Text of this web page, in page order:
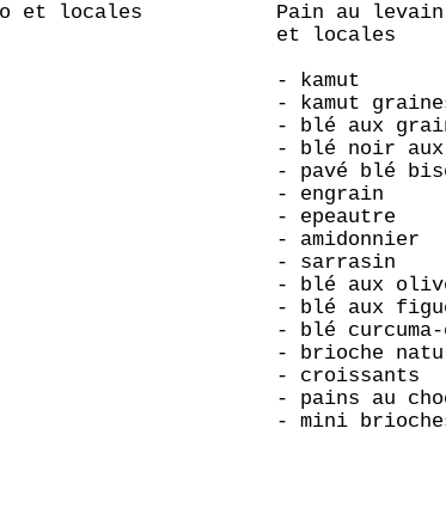
et locales
Pain au
et locales
- kamut
- kamut
- blé aux
- blé noir aux
- pavé blé
- engrain
- epeautre
- amidonnier
- sarrasin
- blé aux
- blé aux
- blé curcuma-
- brioche
- croissants
- pains au
- mini